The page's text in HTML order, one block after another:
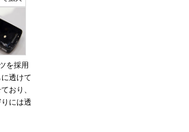
を採用
透けて
おり、
には透